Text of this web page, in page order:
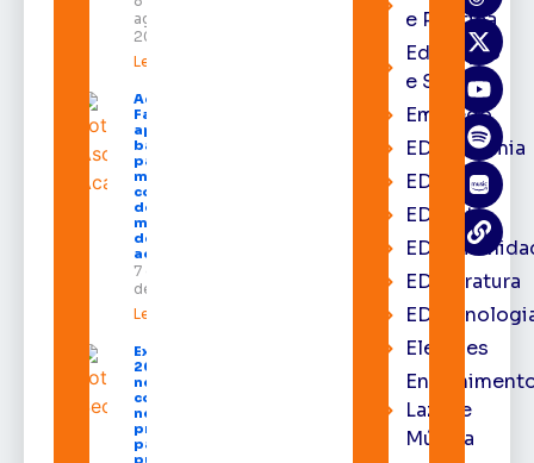
agosto de
2026
Leia mais »
Acácio
Favacho
apresenta
balanço
parcial do
mandato
com mais
de R$ 668
milhões
destinados
ao Amapá
7 de agosto
de 2026
Leia mais »
Expofeira
2026 começa
neste sábado
com shows,
negócios e
programação
para todos os
públicos
e Política
Educação
e Saúde
Emprego
EDacademia
EDbrasília
EDcast
EDliteratura
Eleições
Lazer e
Música